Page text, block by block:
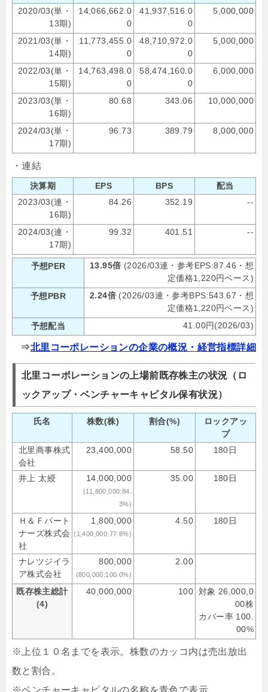
2020/03(単・
13期)
14,066,662.0
0
41,937,516.0
0
5,000,000
2021/03(単・
14期)
11,773,455.0
0
48,710,972.0
0
5,000,000
2022/03(単・
15期)
14,763,498.0
0
58,474,160.0
0
6,000,000
2023/03(単・
16期)
80.68 343.06 10,000,000
2024/03(単・
17期)
96.73 389.79 8,000,000
・連結
決算期 EPS BPS
配当
2023/03(連・
16期)
84.26 352.19 --
2024/03(連・
17期)
99.32 401.51 --
予想PER 13.95倍 (2026/03連・参考EPS:87.46・想
定価格1,220円ベース)
予想PBR
2.24倍 (2026/03連・参考BPS:543.67・想
定価格1,220円ベース)
予想配当
41.00円(2026/03)
⇒北里コーポレーションの企業の概況・経営指標詳細
北里コーポレーションの上場前既存株主の状況（ロ
ックアップ・ベンチャーキャピタル保有状況）
氏名 株数(株) 割合(%)
ロックアッ
プ
北里商事株式
会社
23,400,000 58.50 180日
井上 太綬 14,000,000
(11,800,000:84.
3%)
35.00 180日
Ｈ＆Ｆパート
ナーズ株式会
社
1,800,000
(1,400,000:77.8%)
4.50 180日
ナレツジイラ
ア株式会社
800,000
(800,000:100.0%)
2.00
既存株主総計
(4)
40,000,000 100 対象 26,000,0
00株
カバー率 100.
00%
※上位１０名までを表示。株数のカッコ内は売出放出
数と割合。
※ベンチャーキャピタルの名称を青色で表示